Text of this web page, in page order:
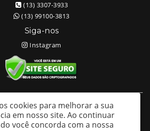
(13) 3307-3933
(13) 99100-3813
Siga-nos
Instagram
(Wellington Ricardo Kudlinski EPP) - CNPJ:
09.635.966/0001-70
cookies para melhorar a sua
em nosso site. Ao continuar
você concorda com a nossa